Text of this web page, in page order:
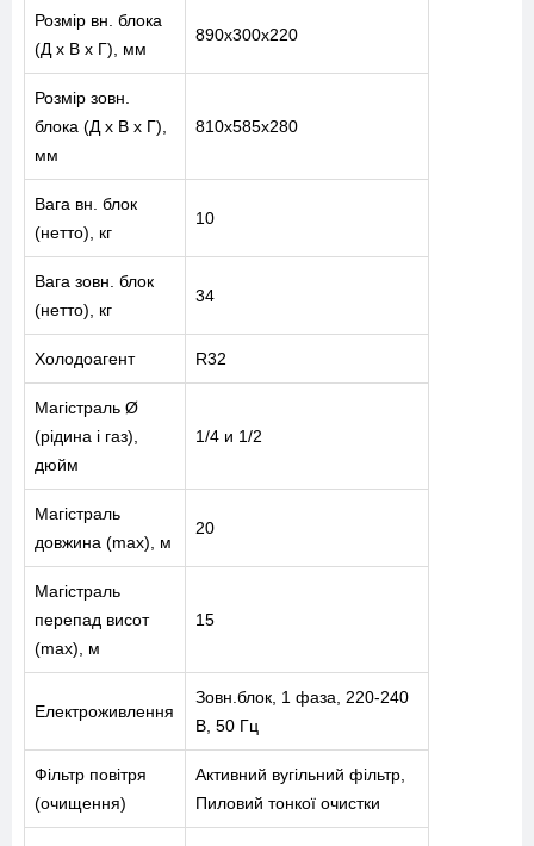
Розмір вн. блока
(Д x В x Г), мм
890х300х220
Розмір зовн.
блока (Д x В x Г),
мм
810х585х280
Вага вн. блок
(нетто), кг
10
Вага зовн. блок
(нетто), кг
34
Холодоагент R32
Магістраль Ø
(рідина і газ),
дюйм
1/4 и 1/2
Магістраль
довжина (max), м
20
Магістраль
перепад висот
(max), м
15
Електроживлення
Зовн.блок, 1 фаза, 220-240
В, 50 Гц
Фільтр повітря
(очищення)
Активний вугільний фільтр,
Пиловий тонкої очистки